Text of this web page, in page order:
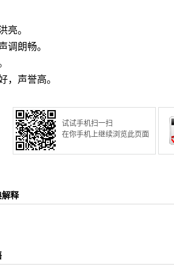
亮。
调朗畅。
，声誉高。
试试手机扫一扫
在你手机上继续浏览此页面
解释